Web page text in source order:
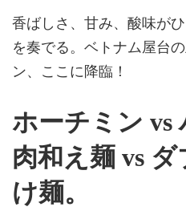
香ばしさ、甘み、酸味が
を奏でる。ベトナム屋台
ン、ここに降臨！
ホーチミン vs
肉和え麺 vs
け麺。